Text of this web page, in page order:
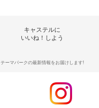
キャステルに
いいね！しよう
テーマパークの最新情報をお届けします!